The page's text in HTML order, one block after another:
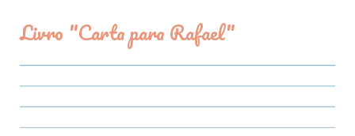
Livro "Carta para Rafael"